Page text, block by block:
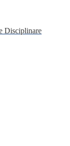
Disciplinare